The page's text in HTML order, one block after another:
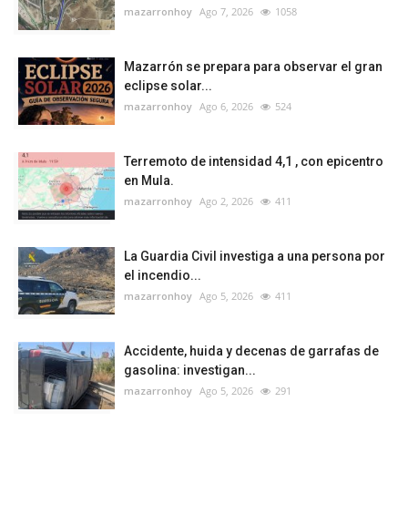
mazarronhoy Ago 7, 2026 1058
Mazarrón se prepara para observar el gran
eclipse solar...
mazarronhoy Ago 6, 2026 524
Terremoto de intensidad 4,1 , con epicentro
en Mula.
mazarronhoy Ago 2, 2026 411
La Guardia Civil investiga a una persona por
el incendio...
mazarronhoy Ago 5, 2026 411
Accidente, huida y decenas de garrafas de
gasolina: investigan...
mazarronhoy Ago 5, 2026 291